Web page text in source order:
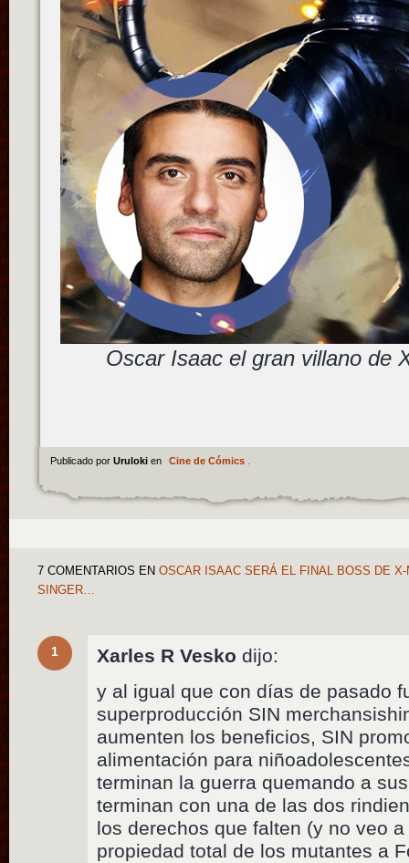
Oscar Isaac el gran villano de
Publicado por Uruloki en Cine de Cómics.
7 COMENTARIOS EN OSCAR ISAAC SERÁ EL FINAL BOSS DE
SINGER…
1 Xarles R Vesko dijo:
y al igual que con días de pasado
superproducción SIN
aumenten los beneficios, SIN
alimentación para
terminan la guerra quemando a
terminan con una de las dos
los derechos que falten (y no veo
propiedad total de los mutantes a